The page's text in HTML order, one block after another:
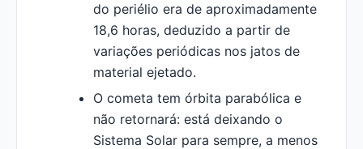
do periélio era de aproximadamente
18,6 horas, deduzido a partir de
variações periódicas nos jatos de
material ejetado.
O cometa tem órbita parabólica e
não retornará: está deixando o
Sistema Solar para sempre, a menos